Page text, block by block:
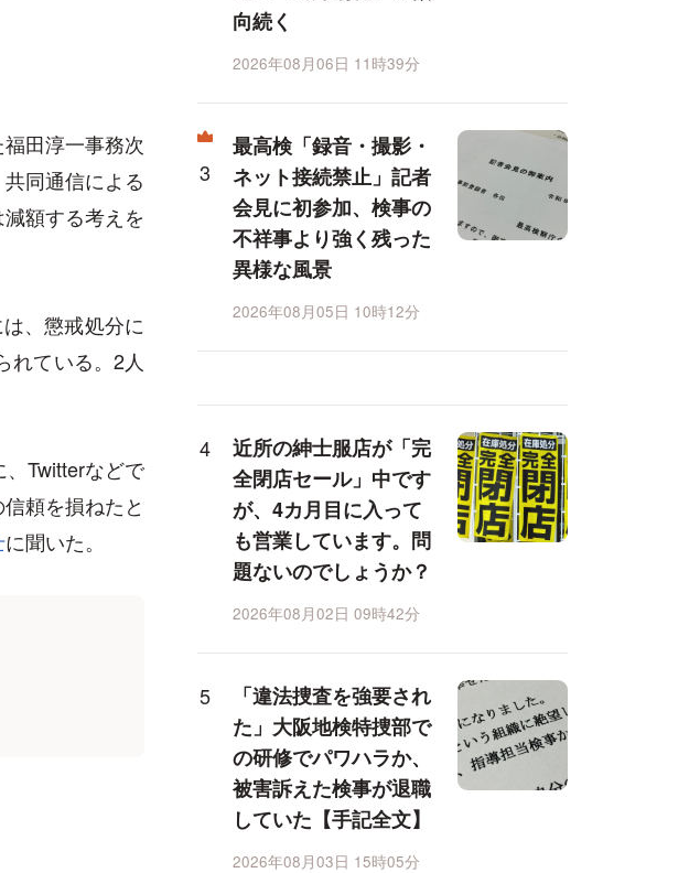
田淳一事務次
同通信による
額する考えを
、懲戒処分に
れている。2人
Twitterなどで
頼を損ねたと
に聞いた。
向続く
2026年08月06日 11時39分
最高検「録音・撮影・
ネット接続禁止」記者
会見に初参加、検事の
不祥事より強く残った
異様な風景
2026年08月05日 10時12分
近所の紳士服店が「完
全閉店セール」中です
が、4カ月目に入って
も営業しています。問
題ないのでしょうか？
2026年08月02日 09時42分
「違法捜査を強要され
た」大阪地検特捜部で
の研修でパワハラか、
被害訴えた検事が退職
していた【手記全文】
2026年08月03日 15時05分